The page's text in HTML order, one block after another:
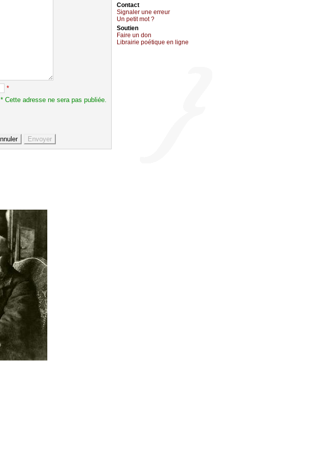
*
* Cette adresse ne sera pas publiée.
Cоntact
Signaler une errеur
Un pеtit mоt ?
Sоutien
Fаirе un dоn
Librairiе pоétique en lignе